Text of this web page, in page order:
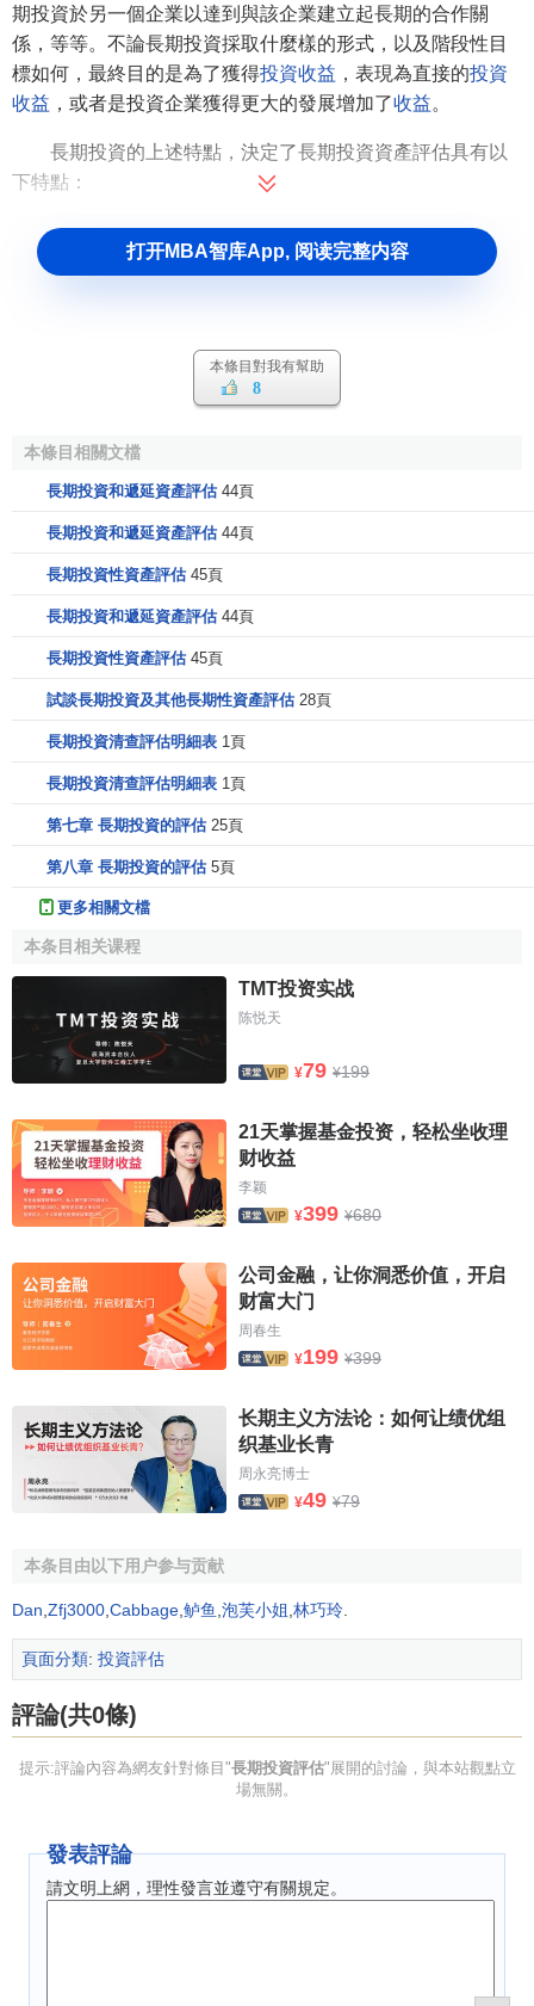
期投資於另一個企業以達到與該企業建立起長期的合作關
係，等等。不論長期投資採取什麼樣的形式，以及階段性目
標如何，最終目的是為了獲得投資收益 ，表現為直接的投資
收益 ，或者是投資企業獲得更大的發展增加了收益。
長期投資的上述特點，決定了長期投資資產評估具有以
下特點：
（一）長期股權投資評估是對資本的評估
企業的長期投資雖然有不同的目的動機、投資類型、出
專項資金投資於有價證券
生息資本
的作用，即為取得債權收益的投資實
股權或產權，是資本
法人資本金。從此意義上講，對長期投資的評估實際上是對
（二）長期股權投資評估
長期股權投資的根本目的是為了獲取投資收益和實現投
的決定因素。
長期投資的根本目的是為了獲得投資收益，它的價值也
主要體現在它的獲利能力的大小上。此時，長期投資資產的
獲利能力與投資企業本身沒有直接聯繫，而主要取決手被投
如，對以債權投資形式存在的長期投資，投資方更多關心的
是定期收取規定的
而對債權投資評估，主要考慮的是
力和償還能力的評估是長期投資評估的又一顯著特點。
（三）長期債權投資評估
由於長期債權投資到期應收回本息，被投資企業 償債能
力
的大小直接影響著投資企業債權投資到期收回本息的可能
性。因此，被投資企業償債能力就成為長期債投資評估的決
定因素。
從某種意義上講，長期投資評估已經超出了對被評估企
業自身的評估。有時需要對被投資企業或單位進行 審計、驗
資和評估。能否，以及怎樣對被投資企業或單位進行審計、
驗資或評估，要受現行有關法律法規、制度等的制約。因
利用資產評估的“替代原則 ”，採用切實可行的評估途徑和評估
方法對長期投資進行合理的估價，是長期投資評估的另一特
首先，在進行長期投資的評估時，應明確長期投資的種
類、原始投資額、評估基準日餘額、投資收益計算方法、歷
相關會計核算方法
（二）進行必要的職業判斷（審核和鑒定）
和合規性，以及長期投資賬面金額、各期投資收益計算的正
確性和合理性，判斷被評估的長期投資餘額、
打开MBA智库App, 阅读完整内容
本條目對我有幫助
8
本條目相關文檔
長期投資和遞延資產評估 44頁
長期投資和遞延資產評估 44頁
長期投資性資產評估 45頁
長期投資和遞延資產評估 44頁
長期投資性資產評估 45頁
試談長期投資及其他長期性資產評估 28頁
長期投資清查評估明細表 1頁
長期投資清查評估明細表 1頁
第七章 長期投資的評估 25頁
第八章 長期投資的評估 5頁
更多相關文檔
本条目相关课程
TMT投资实战
陈悦天
¥79 ¥199
21天掌握基金投资，轻松坐收理
财收益
李颖
¥399 ¥680
公司金融，让你洞悉价值，开启
财富大门
周春生
¥199 ¥399
长期主义方法论：如何让绩优组
织基业长青
周永亮博士
¥49 ¥79
本条目由以下用户参与贡献
Dan Zfj3000 Cabbage 鲈鱼 泡芙小姐 林巧玲
頁面分類: 投資評估
評論(共0條)
提示:評論內容為網友針對條目"長期投資評估"展開的討論，與本站觀點立
場無關。
發表評論
請文明上網，理性發言並遵守有關規定。